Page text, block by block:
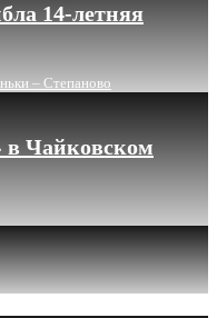
14-летняя
– Степаново
в Чайковском